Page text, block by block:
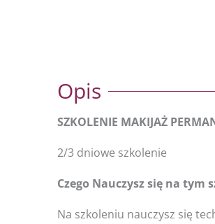
Opis
SZKOLENIE MAKIJAŻ
2/3 dniowe szkolenie
Czego Nauczysz się na tym
Na szkoleniu nauczysz się